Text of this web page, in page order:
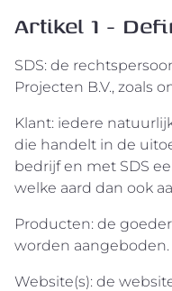
Artikel 1 -
SDS: de
Projecten B.V., zoals
Klant: iedere
die handelt in de
bedrijf en met SDS
welke aard dan ook
Producten: de
worden aangeboden.
Website(s): de